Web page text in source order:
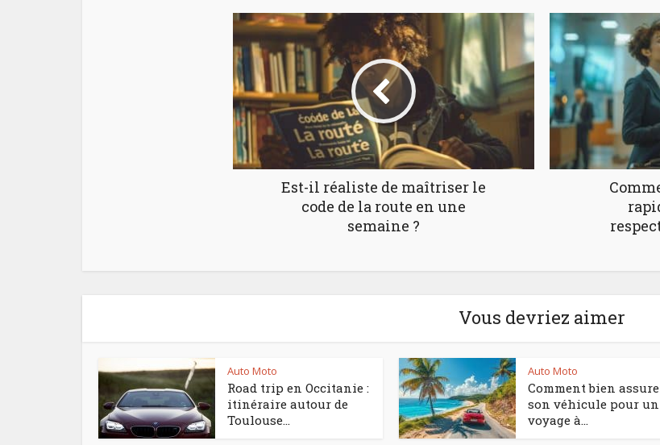
Est-il réaliste de maîtriser le
code de la route en une
semaine ?
Vous devriez aimer
Auto Moto
Road trip en Occitanie :
itinéraire autour de
Toulouse...
Auto Moto
Comment bien
son véhicule pour un
voyage à...